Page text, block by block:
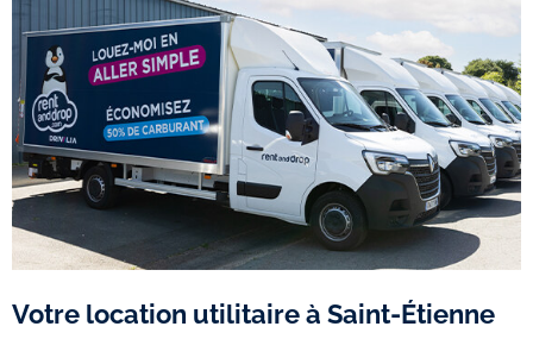
Votre location utilitaire à Saint-Étienne